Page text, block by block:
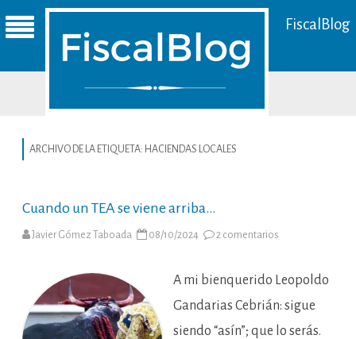
FiscalBlog
ARCHIVO DE LA ETIQUETA: HACIENDAS LOCALES
Cuando un TEA se viene arriba…
Javier Gómez Taboada 08/10/2024 2 comentarios
se
viene
arriba…
A mi bienquerido Leopoldo
Gandarias Cebrián: sigue
siendo “asín”; que lo serás.